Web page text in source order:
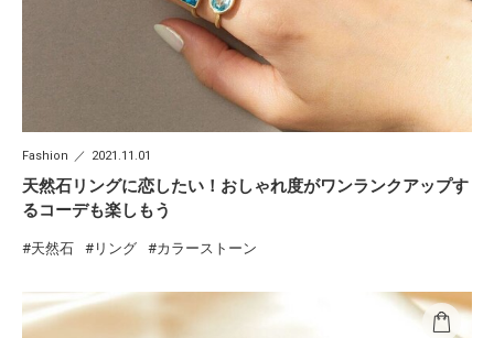
Fashion 2021.11.01
天然石リングに恋したい！おしゃれ度がワンランクアップす
るコーデも楽しもう
天然石 リング カラーストーン